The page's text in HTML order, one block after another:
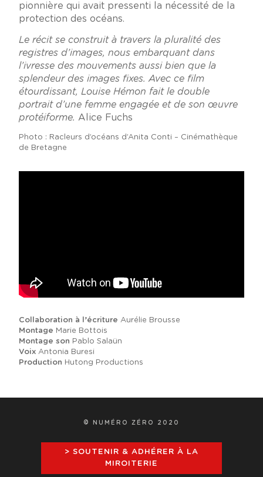
pionnière qui avait pressenti la nécessité de la
protection des océans.
Le récit se construit à travers la pluralité des
registres d’images, nous embarquant dans
l’ivresse des mouvements aussi bien que la
splendeur des images fixes. Avec ce film
étourdissant, Louise Hémon fait le double
portrait d’une femme engagée et de son œuvre
protéiforme. Alice Fuchs
Photo : Racleurs d’océans d’Anita Conti – Cinémathèque
de Bretagne
Collaboration à l’écriture Aurélie Brousse
Montage Marie Bottois
Montage son Pablo Salaün
Voix Antonia Buresi
Production Hutong Productions
© NUMÉRO ZÉRO 2020
> SOUTENIR & ADHÉRER À LA
MIROITERIE